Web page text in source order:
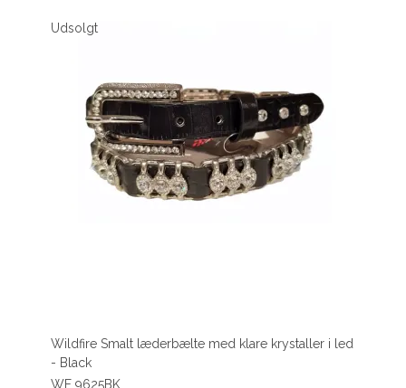
Udsolgt
Wildfire Smalt læderbælte med klare krystaller i led
- Black
WF 9625BK